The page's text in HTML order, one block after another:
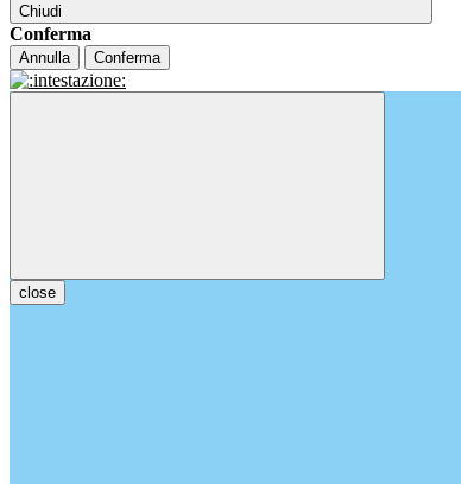
Chiudi
Conferma
Annulla Conferma
close